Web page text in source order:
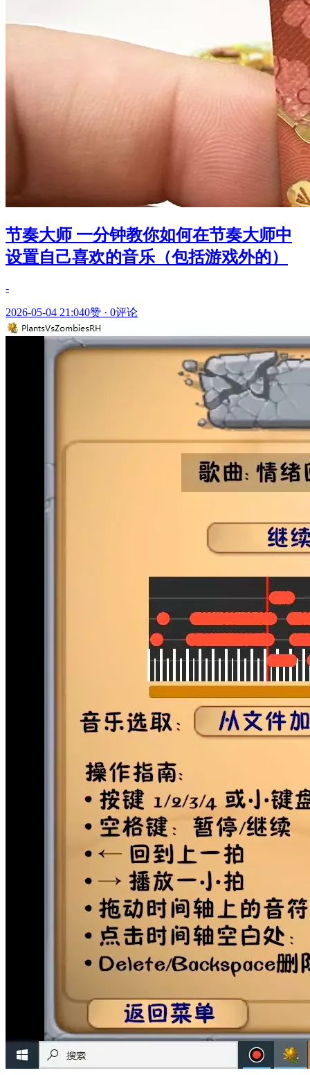
节奏大师 一分钟教你如何在节奏大师中
设置自己喜欢的音乐（包括游戏外的）
-
2026-05-04 21:040赞 · 0评论